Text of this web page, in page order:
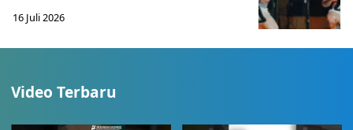
16 Juli 2026
Video Terbaru